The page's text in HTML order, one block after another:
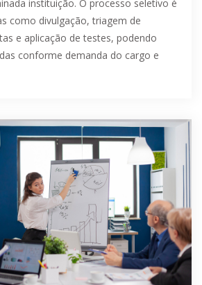
de profissional adequado para atender
instituição. O processo seletivo é
como divulgação, triagem de
e aplicação de testes, podendo
conforme demanda do cargo e